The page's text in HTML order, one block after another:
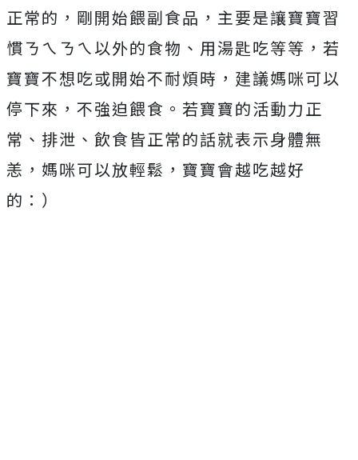
正常的，剛開始餵副食品，主要是讓寶寶習
慣ㄋㄟㄋㄟ以外的食物、用湯匙吃等等，若
寶寶不想吃或開始不耐煩時，建議媽咪可以
停下來，不強迫餵食。若寶寶的活動力正
常、排泄、飲食皆正常的話就表示身體無
恙，媽咪可以放輕鬆，寶寶會越吃越好
的：）